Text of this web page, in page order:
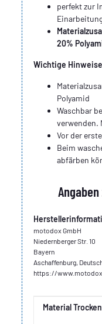
perfekt zur
20%
Wichtige
Polyamid
Waschbar
verwenden.
Vor der
Beim
abfärben
motodox GmbH
Niedernberger Str. 10
Bayern
Aschaffenburg,
https://
Wert
Material